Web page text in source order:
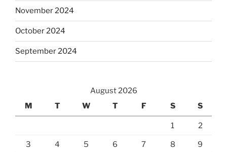
November 2024
October 2024
September 2024
August 2026
M
T W T F S S
1 2
3 4 5 6 7 8 9